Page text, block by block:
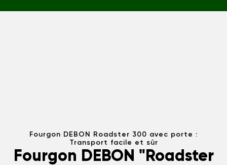
Fourgon DEBON Roadster 300 avec porte :
Transport facile et sûr
Fourgon DEBON "Roadster